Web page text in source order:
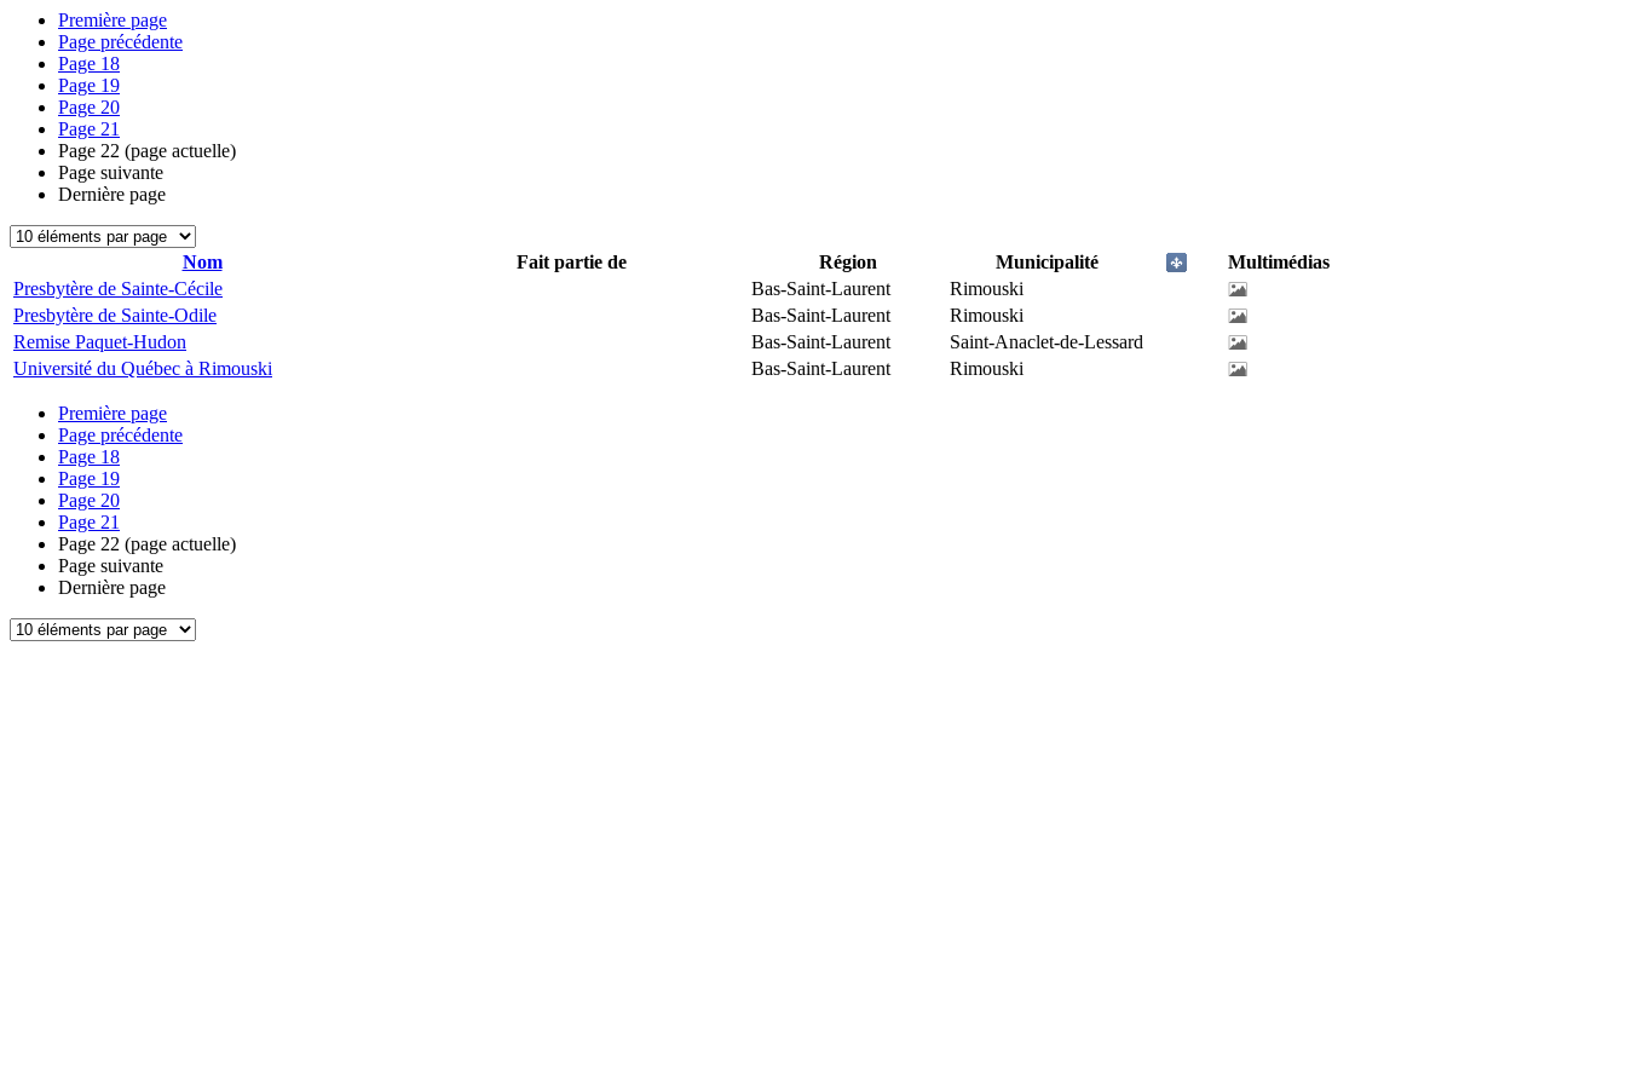
Première page
Page précédente
Page 18
Page 19
Page 20
Page 21
Page 22 (page actuelle)
Page suivante
Dernière page
Nom Fait partie de Région Municipalité
Multimédias
Presbytère de Sainte-Cécile
Bas-Saint-Laurent
Rimouski
Presbytère de Sainte-Odile
Bas-Saint-Laurent
Rimouski
Remise Paquet-Hudon
Bas-Saint-Laurent
Saint-Anaclet-de-Lessard
Université du Québec à Rimouski
Bas-Saint-Laurent Rimouski
Première page
Page précédente
Page 18
Page 19
Page 20
Page 21
Page 22 (page actuelle)
Page suivante
Dernière page